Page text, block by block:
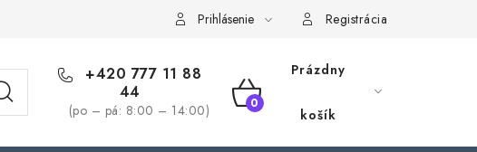
Prihlásenie Registrácia
+420 777 11 88
44
(po – pá: 8:00 – 14:00)
NÁKUPNÝ
Prázdny
košík